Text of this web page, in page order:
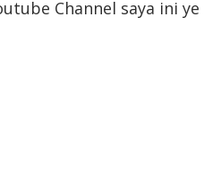
Channel saya ini ye